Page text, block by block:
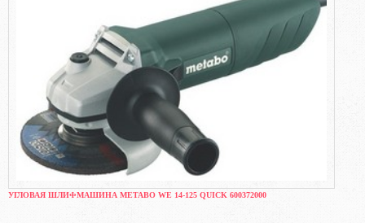
УГЛОВАЯ ШЛИФМАШИНА METABO WE 14-125 QUICK 600372000